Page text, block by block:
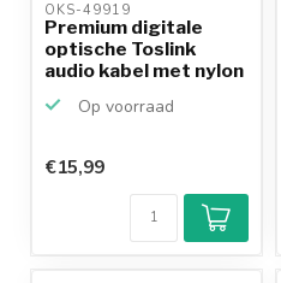
OKS-49919
Premium digitale
optische Toslink
audio kabel met nylon
Op voorraad
€15,99